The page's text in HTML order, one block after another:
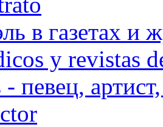
в газетах и
y revistas
певец,